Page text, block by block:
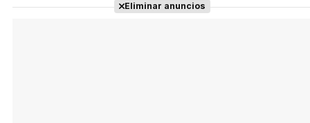
Eliminar anuncios